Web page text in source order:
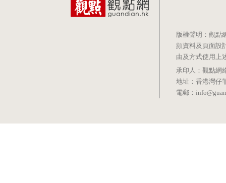
版權聲明：觀點
頻資料及頁面設
由及方式使用上
承印人：觀點網
地址：香港灣仔
電郵：